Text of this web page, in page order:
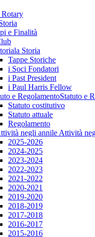
e Finalità
la Storia
Tappe Storiche
i Soci Fondatori
i Past President
i Paul Harris Fellow
e RegolamentoStatuto e
Statuto costitutivo
Statuto attuale
Regolamento
negli annile Attività
2025-2026
2024-2025
2023-2024
2022-2023
2021-2022
2020-2021
2019-2020
2018-2019
2017-2018
2016-2017
2015-2016